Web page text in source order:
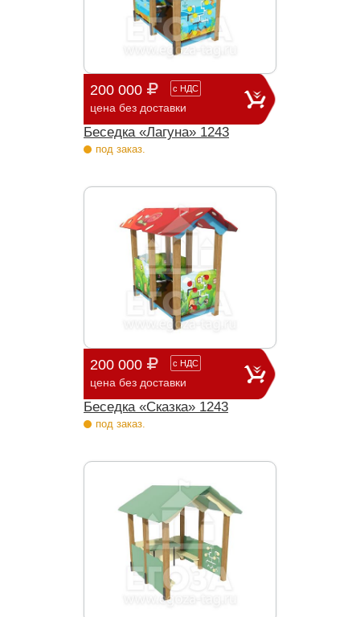
200 000 с НДС
цена без доставки
Беседка «Лагуна» 1243
под заказ.
200 000 с НДС
цена без доставки
Беседка «Сказка» 1243
под заказ.